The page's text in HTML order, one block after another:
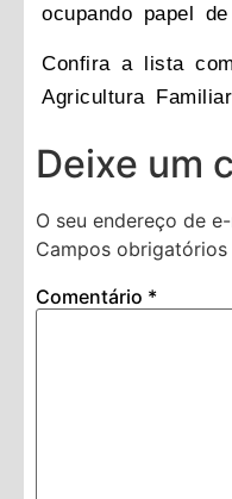
ocupando papel
Confira a lista
Agricultura
Deixe um
O seu endereço de
Campos
Comentário *